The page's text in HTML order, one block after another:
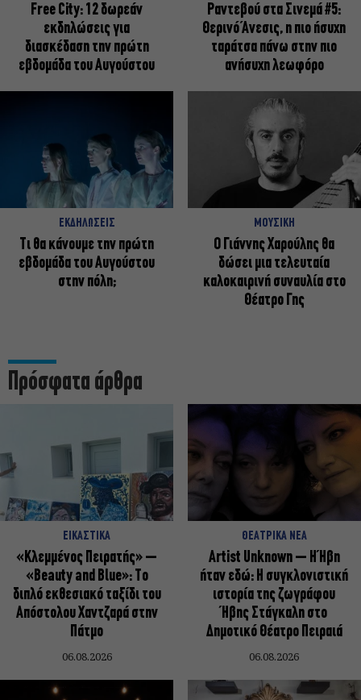
Free City: 12 δωρεάν
εκδηλώσεις για
διασκέδαση την πρώτη
εβδομάδα του Αυγούστου
Ραντεβού στα Σινεμά #5:
Θερινό Άνεσις, η πιο ήσυχη
ταράτσα πάνω στην πιο
ανήσυχη λεωφόρο
ΕΚΔΗΛΩΣΕΙΣ
Τι θα κάνουμε την πρώτη
εβδομάδα του Αυγούστου
στην πόλη;
ΜΟΥΣΙΚΗ
Ο Γιάννης Χαρούλης θα
δώσει μια τελευταία
καλοκαιρινή συναυλία στο
Θέατρο Γης
Πρόσφατα άρθρα
ΕΙΚΑΣΤΙΚΑ
«Κλεμμένος Πειρατής» –
«Beauty and Blue»: Το
διπλό εκθεσιακό ταξίδι του
Απόστολου Χαντζαρά στην
Πάτμο
06.08.2026
ΘΕΑΤΡΙΚΑ ΝΕΑ
Artist Unknown – Η Ήβη
ήταν εδώ: Η συγκλονιστική
ιστορία της ζωγράφου
Ήβης Στάγκαλη στο
Δημοτικό Θέατρο Πειραιά
06.08.2026